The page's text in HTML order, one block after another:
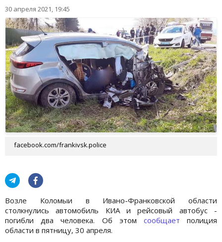
30 апреля 2021, 19:45
facebook.com/frankivsk.police
Возле Коломыи в Ивано-Франковской области
столкнулись автомобиль КИА и рейсовый автобус -
погибли два человека. Об этом сообщает полиция
области в пятницу, 30 апреля.